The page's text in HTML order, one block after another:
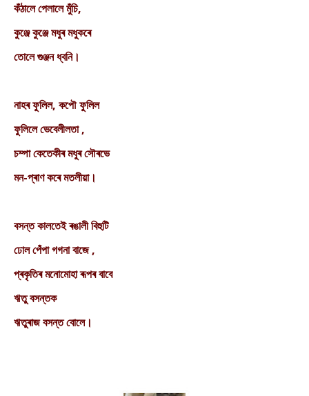
কঁঠালে পেলালে মুঁচি,
কুঞ্জে কুঞ্জে মধুৰ মধুকৰে
তোলে গুঞ্জন ধ্বনি।
নাহৰ ফুলিল, কপৌ ফুলিল
ফুলিলে ভেবেলীলতা ,
চম্পা কেতেকীৰ মধুৰ সৌৰভে
মন-প্ৰাণ কৰে মতলীয়া।
বসন্ত কালতেই ৰঙালী বিহুটি
ঢোল পেঁপা গগনা বাজে ,
প্ৰকৃতিৰ মনোমোহা ৰূপৰ বাবে
ঋতু বসন্তক
ঋতুৰাজ বসন্ত বোলে।